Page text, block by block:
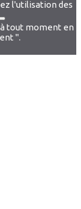
l'utilisation des
tout moment en
".